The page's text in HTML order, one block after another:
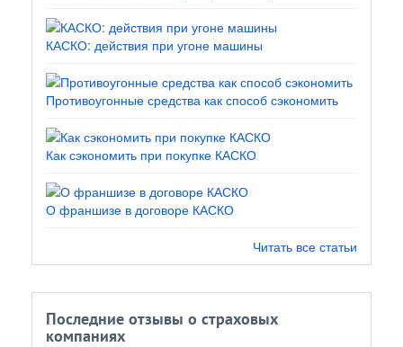
КАСКО: действия при угоне машины
Противоугонные средства как способ сэкономить
Как сэкономить при покупке КАСКО
О франшизе в договоре КАСКО
Читать все статьи
Последние отзывы о страховых
компаниях